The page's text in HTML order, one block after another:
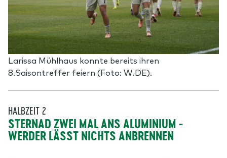
Larissa Mühlhaus konnte bereits ihren
8.Saisontreffer feiern (Foto: W.DE).
HALBZEIT 2
STERNAD ZWEI MAL ANS ALUMINIUM -
WERDER LÄSST NICHTS ANBRENNEN